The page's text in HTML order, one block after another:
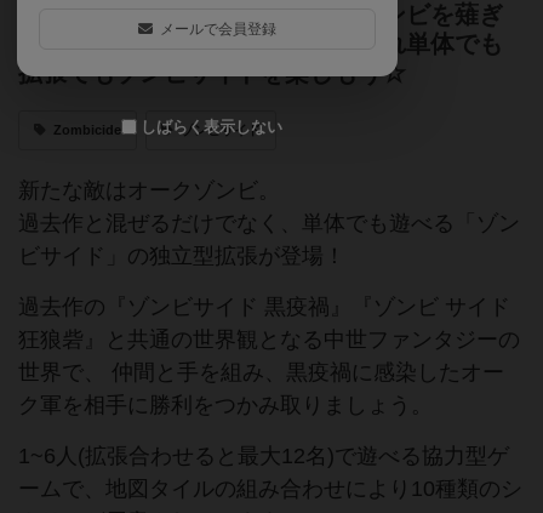
新たに追加された大量のオークゾンビを薙ぎ
倒せ！新兵器の投石器も追加、これ単体でも
拡張でもゾンビサイドを楽しもう☆
Zombicide ゾンビサイド
新たな敵はオークゾンビ。
過去作と混ぜるだけでなく、単体でも遊べる「ゾン
ビサイド」の独立型拡張が登場！
過去作の『ゾンビサイド 黒疫禍』『ゾンビ サイド
狂狼砦』と共通の世界観となる中世ファンタジーの
世界で、 仲間と手を組み、黒疫禍に感染したオー
ク軍を相手に勝利をつかみ取りましょう。
1~6人(拡張合わせると最大12名)で遊べる協力型ゲ
ームで、地図タイルの組み合わせにより10種類のシ
メールで会員登録
しばらく表示しない